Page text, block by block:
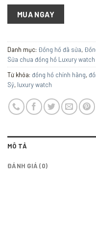
MUA NGAY
Danh mục: Đồng hồ đã sửa,
Sửa chưa đồng hồ Luxury watch
Từ khóa: đồng hồ chính hãng,
Sỹ, luxury watch
MÔ TẢ
ĐÁNH GIÁ (0)